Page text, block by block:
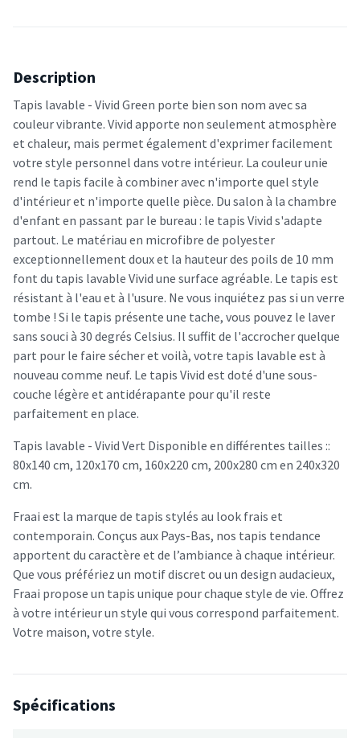
Description
Tapis lavable - Vivid Green porte bien son nom avec sa
couleur vibrante. Vivid apporte non seulement atmosphère
et chaleur, mais permet également d'exprimer facilement
votre style personnel dans votre intérieur. La couleur unie
rend le tapis facile à combiner avec n'importe quel style
d'intérieur et n'importe quelle pièce. Du salon à la chambre
d'enfant en passant par le bureau : le tapis Vivid s'adapte
partout. Le matériau en microfibre de polyester
exceptionnellement doux et la hauteur des poils de 10 mm
font du tapis lavable Vivid une surface agréable. Le tapis est
résistant à l'eau et à l'usure. Ne vous inquiétez pas si un verre
tombe ! Si le tapis présente une tache, vous pouvez le laver
sans souci à 30 degrés Celsius. Il suffit de l'accrocher quelque
part pour le faire sécher et voilà, votre tapis lavable est à
nouveau comme neuf. Le tapis Vivid est doté d'une sous-
couche légère et antidérapante pour qu'il reste
parfaitement en place.
Tapis lavable - Vivid Vert Disponible en différentes tailles ::
80x140 cm, 120x170 cm, 160x220 cm, 200x280 cm en 240x320
cm.
Fraai est la marque de tapis stylés au look frais et
contemporain. Conçus aux Pays-Bas, nos tapis tendance
apportent du caractère et de l’ambiance à chaque intérieur.
Que vous préfériez un motif discret ou un design audacieux,
Fraai propose un tapis unique pour chaque style de vie. Offrez
à votre intérieur un style qui vous correspond parfaitement.
Votre maison, votre style.
Spécifications